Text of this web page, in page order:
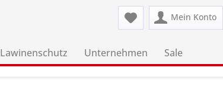
Mein Konto
Lawinenschutz Unternehmen Sale